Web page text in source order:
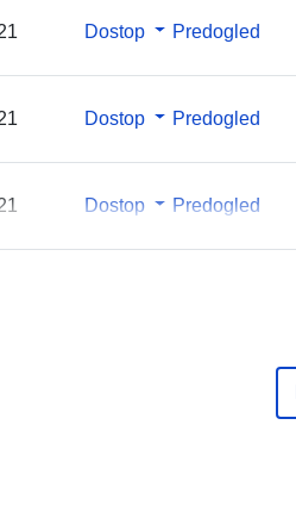
Dostop Predogled
Dostop Predogled
Dostop Predogled